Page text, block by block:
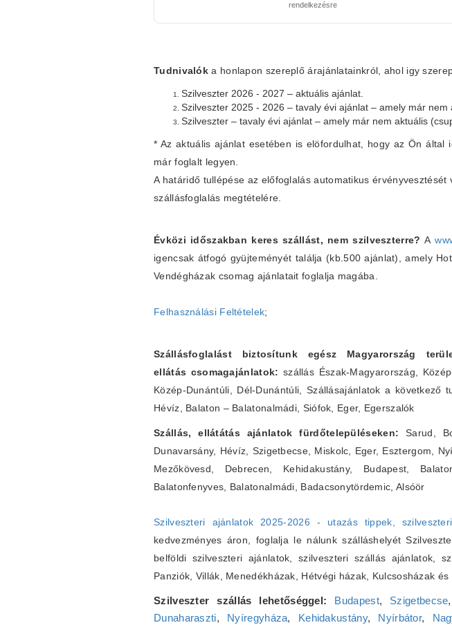
rendelkezésre
Tudnivalók a honlapon szereplő árajánlatainkról, ahol igy
Szilveszter 2026 - 2027 – aktuális ajánlat.
Szilveszter 2025 - 2026 – tavaly évi ajánlat – amely már
Szilveszter – tavaly évi ajánlat – amely már nem aktuális
* Az aktuális ajánlat esetében is elöfordulhat, hogy az Ön
már foglalt legyen.
A határidő tullépése az előfoglalás automatikus
szállásfoglalás megtételére.
Évközi időszakban keres szállást, nem szilveszterre? A
igencsak átfogó gyüjteményét találja (kb.500 ajánlat), amely
Vendégházak csomag ajánlatait foglalja magába.
Felhasználási Feltételek;
Szállásfoglalást biztosítunk egész Magyarország
ellátás csomagajánlatok: szállás Észak-Magyarország,
Közép-Dunántúli, Dél-Dunántúli, Szállásajánlatok a következő
Hévíz, Balaton – Balatonalmádi, Siófok, Eger, Egerszalók
Szállás, ellátátás ajánlatok fürdőtelepüléseken:Sarud,
Dunavarsány, Hévíz, Szigetbecse, Miskolc, Eger, Esztergom,
Mezőkövesd, Debrecen, Kehidakustány, Budapest,
Balatonfenyves, Balatonalmádi, Badacsonytördemic, Alsóör
Szilveszteri ajánlatok 2025-2026 - utazás tippek,
kedvezményes áron, foglalja le nálunk szálláshelyét
belföldi szilveszteri ajánlatok, szilveszteri szállás ajánlatok,
Panziók, Villák, Menedékházak, Hétvégi házak, Kulcsosházak és
Szilveszter szállás lehetőséggel: Budapest, Szigetbecse
Dunaharaszti, Nyíregyháza, Kehidakustány, Nyírbátor,